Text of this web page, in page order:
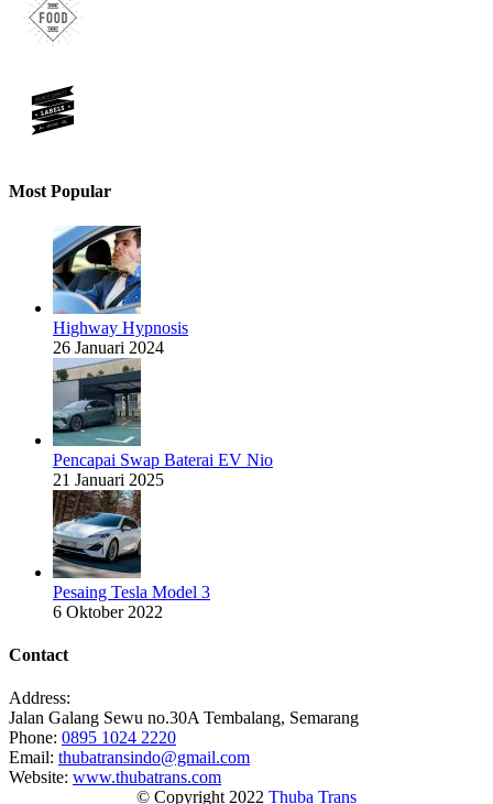
Most Popular
Highway Hypnosis
26 Januari 2024
Pencapai Swap Baterai EV Nio
21 Januari 2025
Pesaing Tesla Model 3
6 Oktober 2022
Contact
Address:
Jalan Galang Sewu no.30A Tembalang, Semarang
Phone: 0895 1024 2220
Email: thubatransindo@gmail.com
Website: www.thubatrans.com
© Copyright 2022 Thuba Trans